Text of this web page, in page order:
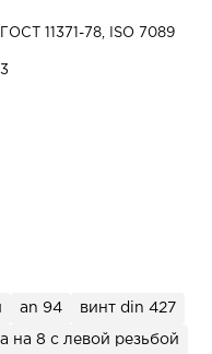
ГОСТ 11371-78, ISO 7089
3
an 94 винт din 427
на 8 с левой резьбой